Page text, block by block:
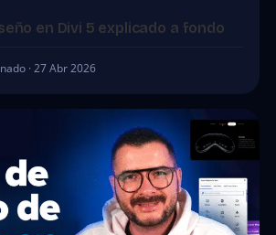
en Divi 5 explicado a fondo
· 27 Abr 2026